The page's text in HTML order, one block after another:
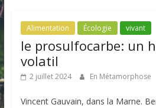
Alimentation Écologie vivant
le prosulfocarbe: un
volatil
2 juillet 2024 En Métamorphose
Vincent Gauvain, dans la Marne.